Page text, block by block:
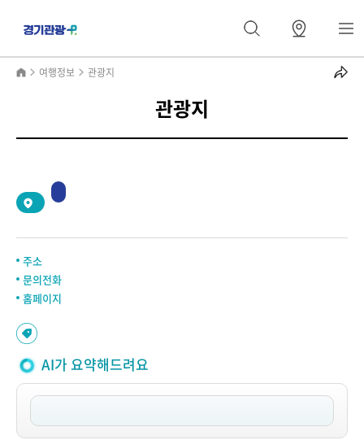
여행정보 관광지
관광지
주소
문의전화
홈페이지
AI가 요약해드려요